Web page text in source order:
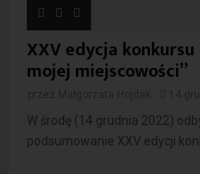
XXV edycja
mojej miejscowości”
W środę (14 grudnia 2022)
podsumowanie XXV edycji